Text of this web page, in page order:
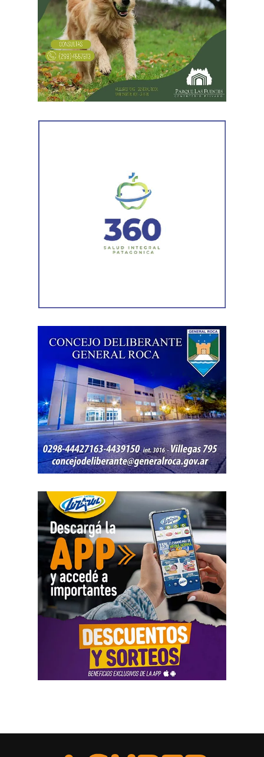
sido forzada. En el interior se observó desorden y la
caja registradora abierta, por lo que se convocó a
personal especializado del Gabinete de Criminalística
para realizar las tareas correspondientes.
La investigación sumó un nuevo indicio cuando, ya en la
dependencia policial, los efectivos realizaron una
ingreso de la comunicación, aportando un elemento
Por disposición de la Fiscalía interviniente,
hombres quedaron detenidos por el delito de robo.
tanto, los elementos recuperados fueron restituidos a la
comerciante bajo las actuaciones correspondientes.